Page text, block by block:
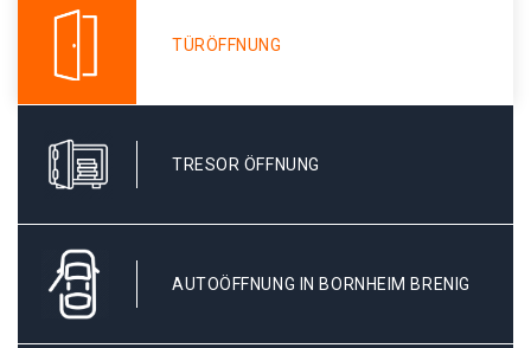
TÜRÖFFNUNG
TRESOR ÖFFNUNG
AUTOÖFFNUNG IN BORNHEIM BRENIG